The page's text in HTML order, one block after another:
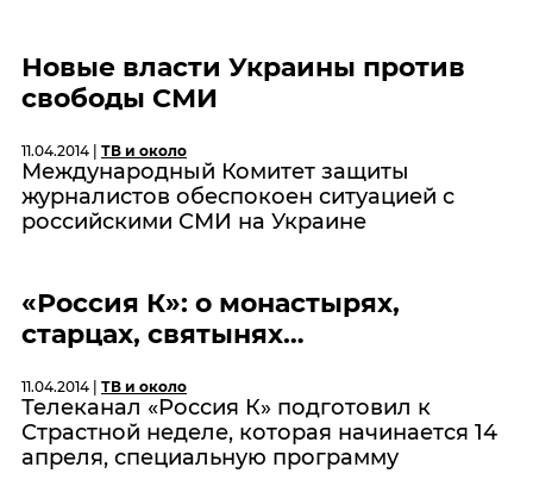
Новые власти Украины против
свободы СМИ
11.04.2014 | ТВ и около
Международный Комитет защиты
журналистов обеспокоен ситуацией с
российскими СМИ на Украине
«Россия К»: о монастырях,
старцах, святынях…
11.04.2014 | ТВ и около
Телеканал «Россия К» подготовил к
Страстной неделе, которая начинается 14
апреля, специальную программу